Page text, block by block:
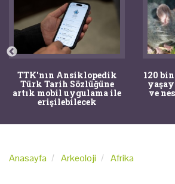
TTK'nın Ansiklopedik
Türk Tarih Sözlüğüne
artık mobil uygulama ile
erişilebilecek
120
ve
Anasayfa Arkeoloji Afrika